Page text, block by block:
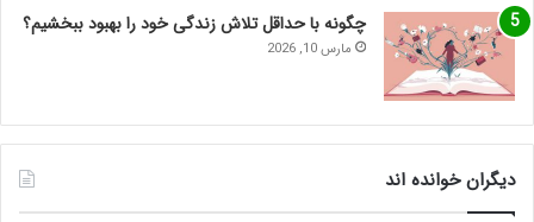
چگونه با حداقل تلاش زندگی خود را بهبود ببخشیم؟
مارس 10, 2026
دیگران خوانده اند